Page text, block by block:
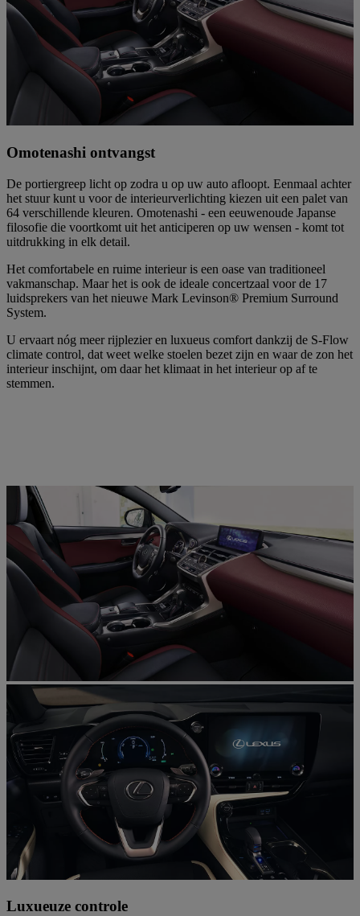
Omotenashi ontvangst
De portiergreep licht op zodra u op uw auto afloopt. Eenmaal achter
het stuur kunt u voor de interieurverlichting kiezen uit een palet van
64 verschillende kleuren. Omotenashi - een eeuwenoude Japanse
filosofie die voortkomt uit het anticiperen op uw wensen - komt tot
uitdrukking in elk detail.
Het comfortabele en ruime interieur is een oase van traditioneel
vakmanschap. Maar het is ook de ideale concertzaal voor de 17
luidsprekers van het nieuwe Mark Levinson® Premium Surround
System.
U ervaart nóg meer rijplezier en luxueus comfort dankzij de S-Flow
climate control, dat weet welke stoelen bezet zijn en waar de zon het
interieur inschijnt, om daar het klimaat in het interieur op af te
stemmen.
Luxueuze controle